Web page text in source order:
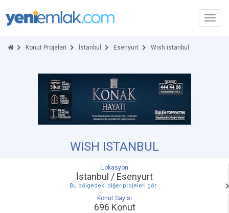
Konut Projeleri İstanbul Esenyurt Wish istanbul
WISH ISTANBUL
Lokasyon
İstanbul / Esenyurt
Bu bölgedeki diğer projeleri gör
Konut Sayısı
696 Konut